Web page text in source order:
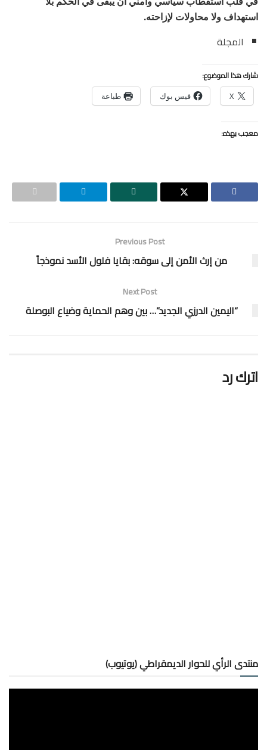
استهداف ولا محاولات لإزاحته.
المجلة
شارك هذا الموضوع:
X فيس بوك طباعة
معجب بهذه:
Previous Post
من إرث الأمن إلى سوقه: بقايا فلول الأسد نموذجاً
Next Post
“اليمين الدرزي الجديد”… بين وهم الحماية وضياع البوصلة
اترك رد
منتدى الرأي للحوار الديمقراطي (يوتيوب)